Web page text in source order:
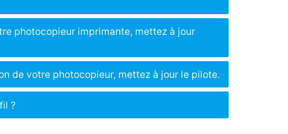
photocopieur imprimante, mettez à jour
de votre photocopieur, mettez à jour le pilote.
?